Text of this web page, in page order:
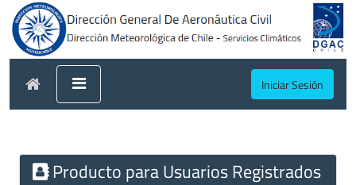
Iniciar Sesión
Producto para Usuarios Registrados